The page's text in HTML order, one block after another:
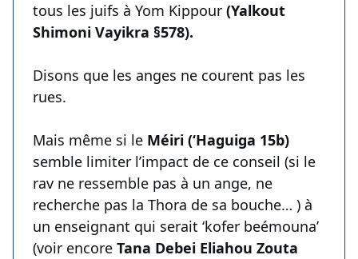
tous les juifs à Yom Kippour (Yalkout
Shimoni Vayikra §578).
Disons que les anges ne courent pas les
rues.
Mais même si le Méiri (‘Haguiga 15b)
semble limiter l’impact de ce conseil (si le
rav ne ressemble pas à un ange, ne
recherche pas la Thora de sa bouche… ) à
un enseignant qui serait ‘kofer beémouna’
(voir encore Tana Debei Eliahou Zouta